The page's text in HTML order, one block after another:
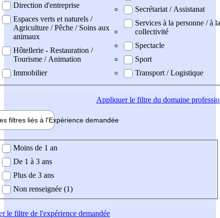
Direction d'entreprise
Espaces verts et naturels /
Agriculture / Pêche / Soins aux
animaux
Hôtellerie - Restauration /
Tourisme / Animation
Immobilier
Secrétariat / Assistanat
Services à la personne / à la
collectivité
Spectacle
Sport
Transport / Logistique
Appliquerle filtre du domaine
filtres liés à l'Expérience demandée
demandée
Moins de 1 an
De 1 à 3 ans
Plus de 3 ans
Non renseignée (1)
le filtre de l'expérience demandée